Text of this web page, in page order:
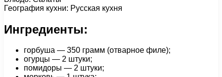
География кухни: Русская кухня
Ингредиенты:
горбуша — 350 грамм (отварное филе);
огурцы — 2 штуки;
помидоры — 2 штуки;